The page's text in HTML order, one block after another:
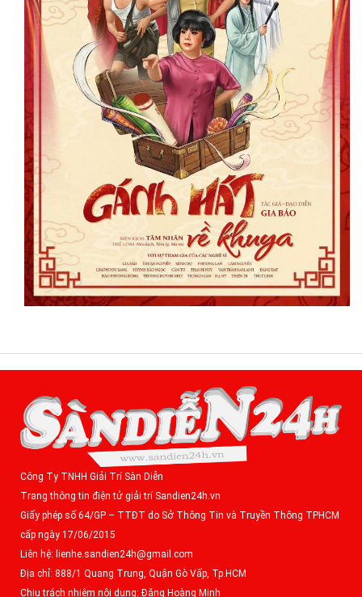
Công Ty TNHH Giải Trí Sàn Diễn
Trang thông tin điện tử giải trí Sandien24h.vn
Giấy phép số 64/GP – TTĐT do Sở Thông Tin và Truyền Thông TPHCM
cấp ngày 17/06/2015
Liên hệ: lienhe.sandien24h@gmail.com
Địa chỉ: 888/1 Quang Trung, Quận Gò Vấp, Tp.HCM
Chịu trách nhiệm nội dung: Đặng Hoàng Minh